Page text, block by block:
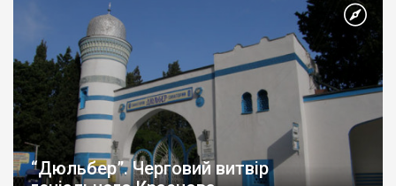
“Дюльбер”. Черговий витвір